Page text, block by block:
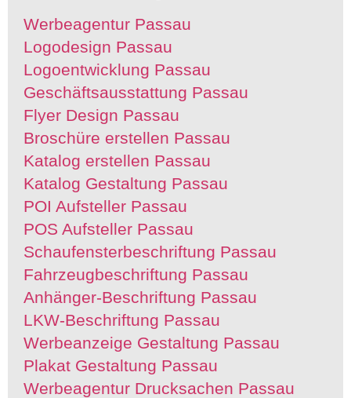
Werbeagentur Passau
Logodesign Passau
Logoentwicklung Passau
Geschäftsausstattung Passau
Flyer Design Passau
Broschüre erstellen Passau
Katalog erstellen Passau
Katalog Gestaltung Passau
POI Aufsteller Passau
POS Aufsteller Passau
Schaufensterbeschriftung Passau
Fahrzeugbeschriftung Passau
Anhänger-Beschriftung Passau
LKW-Beschriftung Passau
Werbeanzeige Gestaltung Passau
Plakat Gestaltung Passau
Werbeagentur Drucksachen Passau